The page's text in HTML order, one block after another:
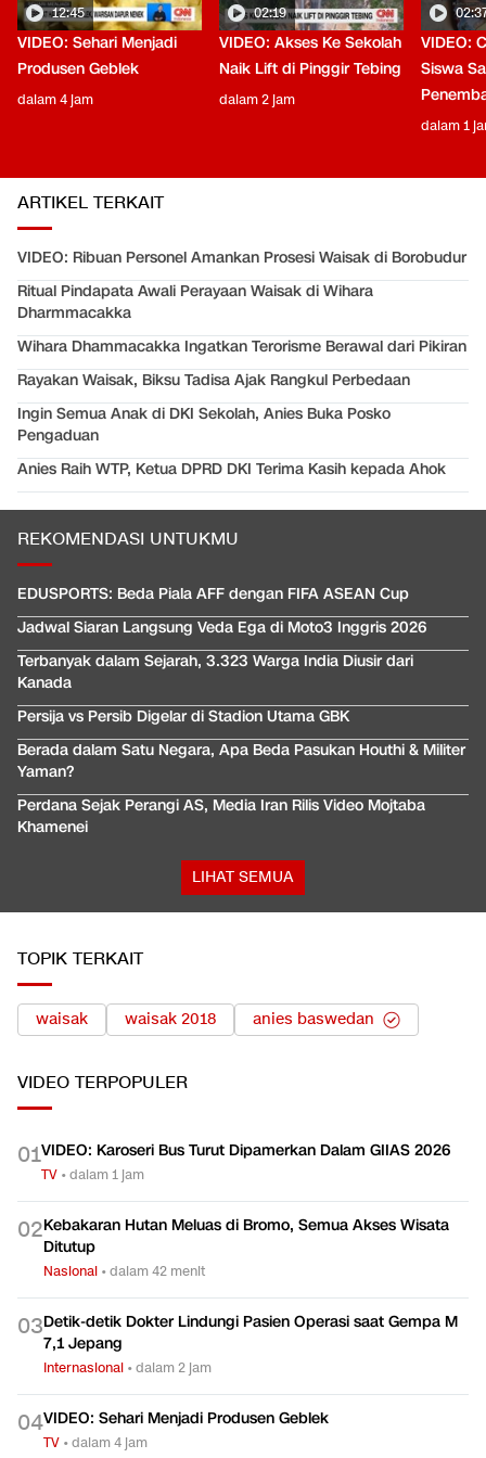
12:45
VIDEO: Sehari Menjadi
Produsen Geblek
dalam 4 jam
02:19
VIDEO: Akses Ke Sekolah
Naik Lift di Pinggir Tebing
dalam 2 jam
VIDEO:
Siswa
dalam 1
ARTIKEL TERKAIT
VIDEO: Ribuan Personel Amankan Prosesi Waisak di Borobudur
Ritual Pindapata Awali Perayaan Waisak di Wihara
Dharmmacakka
Wihara Dhammacakka Ingatkan Terorisme Berawal dari Pikiran
Rayakan Waisak, Biksu Tadisa Ajak Rangkul Perbedaan
Ingin Semua Anak di DKI Sekolah, Anies Buka Posko
Pengaduan
Anies Raih WTP, Ketua DPRD DKI Terima Kasih kepada Ahok
REKOMENDASI UNTUKMU
EDUSPORTS: Beda Piala AFF dengan FIFA ASEAN Cup
Jadwal Siaran Langsung Veda Ega di Moto3 Inggris 2026
Terbanyak dalam Sejarah, 3.323 Warga India Diusir dari
Kanada
Persija vs Persib Digelar di Stadion Utama GBK
Berada dalam Satu Negara, Apa Beda Pasukan Houthi & Militer
Yaman?
Perdana Sejak Perangi AS, Media Iran Rilis Video Mojtaba
Khamenei
LIHAT SEMUA
TOPIK TERKAIT
waisak waisak 2018 anies baswedan
VIDEO TERPOPULER
01VIDEO: Karoseri Bus Turut Dipamerkan Dalam GIIAS 2026
TV •dalam 1 jam
02Kebakaran Hutan Meluas di Bromo, Semua Akses Wisata
Ditutup
Nasional •dalam 42 menit
03Detik-detik Dokter Lindungi Pasien Operasi saat Gempa M
7,1 Jepang
Internasional •dalam 2 jam
04VIDEO: Sehari Menjadi Produsen Geblek
TV •dalam 4 jam